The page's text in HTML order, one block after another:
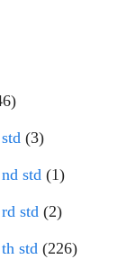
(3)
std (1)
std (2)
std (226)